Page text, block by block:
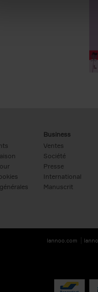
Business
Ventes
Société
Presse
International
Manuscrit
lannoo.com